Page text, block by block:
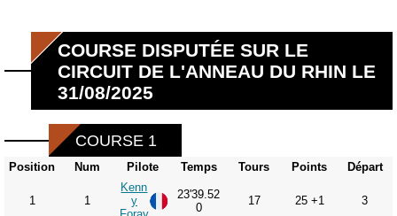
COURSE DISPUTÉE SUR LE
CIRCUIT DE L'ANNEAU DU RHIN LE
31/08/2025
COURSE 1
Position Num Pilote Temps Tours Points Départ
1 1
Kenn
y
23'39.52
0
17 25 +1 3